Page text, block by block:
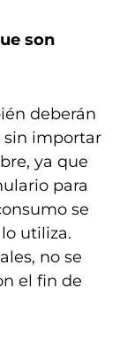
son
deberán
sin importar
ya que
para
se
utiliza.
no se
el fin de